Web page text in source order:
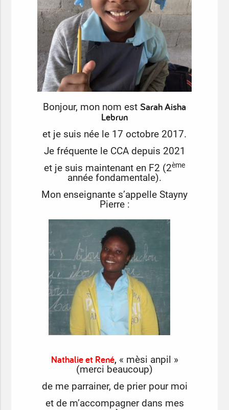
Bonjour, mon nom est Sarah Aisha
Lebrun
et je suis née le 17 octobre 2017.
Je fréquente le CCA depuis 2021
et je suis maintenant en F2 (2ème
année fondamentale).
Mon enseignante s’appelle Stayny
Pierre :
Nathalie et René, « mèsi anpil »
(merci beaucoup)
de me parrainer, de prier pour moi
et de m’accompagner dans mes